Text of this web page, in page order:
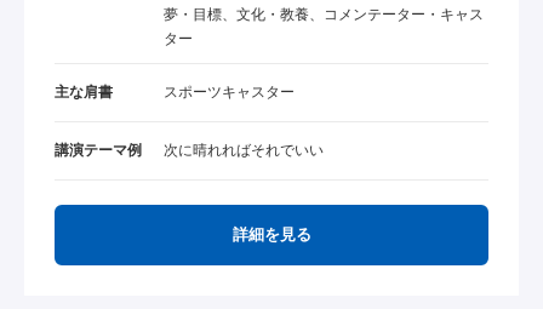
夢・目標、文化・教養、コメンテーター・キャス
ター
主な肩書 スポーツキャスター
講演テーマ例 次に晴れればそれでいい
詳細を見る